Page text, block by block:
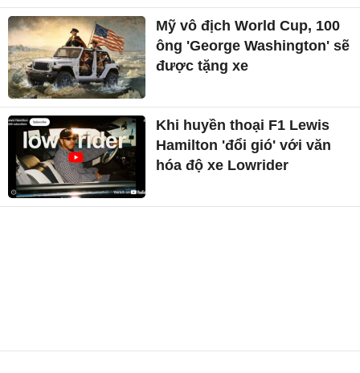
Mỹ vô địch World Cup, 100
ông 'George Washington' sẽ
được tặng xe
Khi huyền thoại F1 Lewis
Hamilton 'đổi gió' với văn
hóa độ xe Lowrider